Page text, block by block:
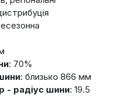
: 70%
: близько 866 мм
- радіус шини: 19.5